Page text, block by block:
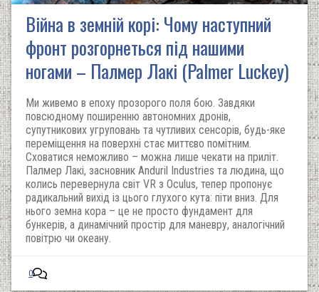
Війна в земній корі: Чому наступний
фронт розгорнеться під нашими
ногами – Палмер Лакі (Palmer Luckey)
Ми живемо в епоху прозорого поля бою. Завдяки
повсюдному поширенню автономних дронів,
супутникових угруповань та чутливих сенсорів, будь-яке
переміщення на поверхні стає миттєво помітним.
Сховатися неможливо – можна лише чекати на приліт.
Палмер Лакі, засновник Anduril Industries та людина, що
колись перевернула світ VR з Oculus, тепер пропонує
радикальний вихід із цього глухого кута: піти вниз. Для
нього земна кора – це не просто фундамент для
бункерів, а динамічний простір для маневру, аналогічний
повітрю чи океану.
0